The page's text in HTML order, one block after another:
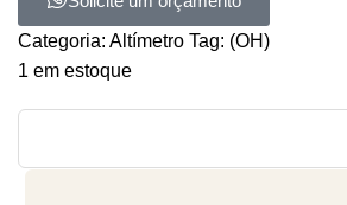
Categoria: Altímetro Tag: (OH)
1 em estoque